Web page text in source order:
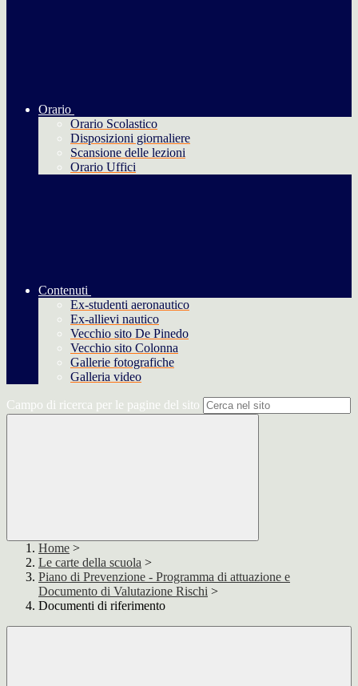
Orario
Orario Scolastico
Disposizioni giornaliere
Scansione delle lezioni
Orario Uffici
Contenuti
Ex-studenti aeronautico
Ex-allievi nautico
Vecchio sito De Pinedo
Vecchio sito Colonna
Gallerie fotografiche
Galleria video
Campo di ricerca per le pagine del sito
Home >
Le carte della scuola >
Piano di Prevenzione - Programma di attuazione e
Documento di Valutazione Rischi >
Documenti di riferimento